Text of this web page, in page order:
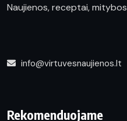
Naujienos, receptai,
info@virtuvesnaujienos.lt
Rekomenduojame